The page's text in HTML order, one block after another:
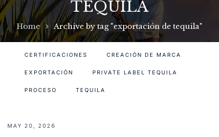
TEQUILA
Home Archive by tag "exportación de tequila"
CERTIFICACIONES CREACIÓN DE MARCA
EXPORTACIÓN PRIVATE LABEL TEQUILA
PROCESO TEQUILA
MAY 20, 2026